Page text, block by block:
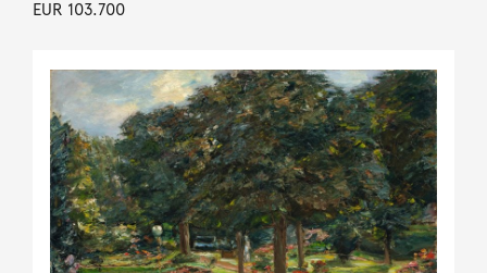
EUR 103.700